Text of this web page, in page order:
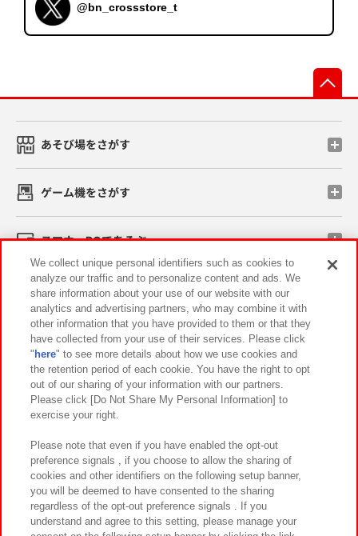
@bn_crossstore_t
あそび場をさがす
ゲーム機をさがす
スマホ・PCであそぶ
イベント・キャンペーン
関連会社 サステナビリティ サイトポリシー
プライバシーポリシー ウェブアクセシビリティ方針と検証結果
お取引先さまとともに
カスタマーハラスメント対応方針 よくあるご質問・お問い合わせ
We collect unique personal identifiers such as cookies to
analyze our traffic and to personalize content and ads. We
share information about your use of our website with our
analytics and advertising partners, who may combine it with
other information that you have provided to them or that they
have collected from your use of their services. Please click
" here" to see more details about how we use cookies and
the retention period of each cookie. You have the right to opt
out of our sharing of your information with our partners.
Please click [Do Not Share My Personal Information] to
exercise your right.
Please note that even if you have enabled the opt-out
preference signals , if you choose to allow the sharing of
cookies and other identifiers on the following setup banner,
you will be deemed to have consented to the sharing
regardless of the opt-out preference signals . If you
understand and agree to this setting, please manage your